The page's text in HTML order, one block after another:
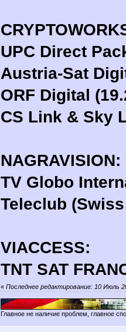
UPC Direct
Austria-Sat
ORF Digital
CS Link & Sky
NAGRAVISION:
TV Globo
Teleclub
VIACCESS:
TNT SAT
«Последнее редактирование: 10 Июль
Главное не наличие проблем, главное